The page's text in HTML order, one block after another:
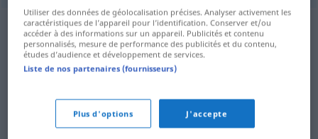
Utiliser des données de géolocalisation précises. Analyser activement les
caractéristiques de l’appareil pour l’identification. Conserver et/ou
accéder à des informations sur un appareil. Publicités et contenu
personnalisés, mesure de performance des publicités et du contenu,
études d’audience et développement de services.
Liste de nos partenaires (fournisseurs)
Plus d'options J'accepte